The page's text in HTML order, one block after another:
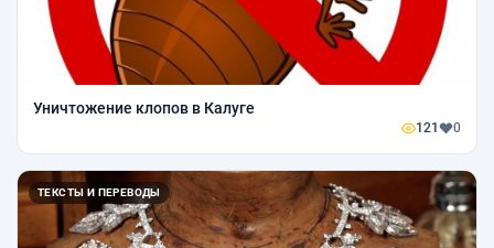
Уничтожение клопов в Калуге
121 0
ТЕКСТЫ И ПЕРЕВОДЫ